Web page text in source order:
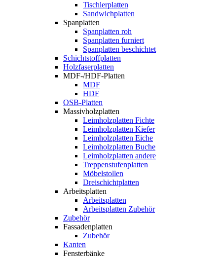
Tischlerplatten
Sandwichplatten
Spanplatten
Spanplatten roh
Spanplatten furniert
Spanplatten beschichtet
Schichtstoffplatten
Holzfaserplatten
MDF-/HDF-Platten
MDF
HDF
OSB-Platten
Massivholzplatten
Leimholzplatten Fichte
Leimholzplatten Kiefer
Leimholzplatten Eiche
Leimholzplatten Buche
Leimholzplatten andere
Treppenstufenplatten
Möbelstollen
Dreischichtplatten
Arbeitsplatten
Arbeitsplatten
Arbeitsplatten Zubehör
Zubehör
Fassadenplatten
Zubehör
Kanten
Fensterbänke